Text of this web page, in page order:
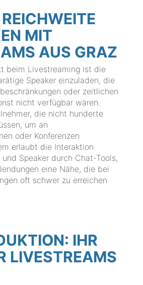
MIT
AUS GRAZ
beim Livestreaming ist die
Speaker einzuladen, die
oder zeitlichen
nicht verfügbar wären.
die nicht hunderte
um an
oder Konferenzen
erlaubt die Interaktion
Speaker durch Chat-Tools,
eine Nähe, die bei
oft schwer zu erreichen
IHR
LIVESTREAMS